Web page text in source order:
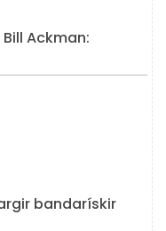
Ackman:
bandarískir